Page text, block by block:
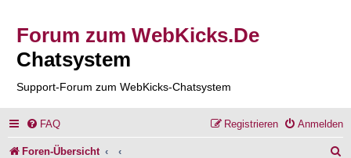
Forum zum WebKicks.De
Chatsystem
Support-Forum zum WebKicks-Chatsystem
FAQ Anmelden
Registrieren
Foren-Übersicht